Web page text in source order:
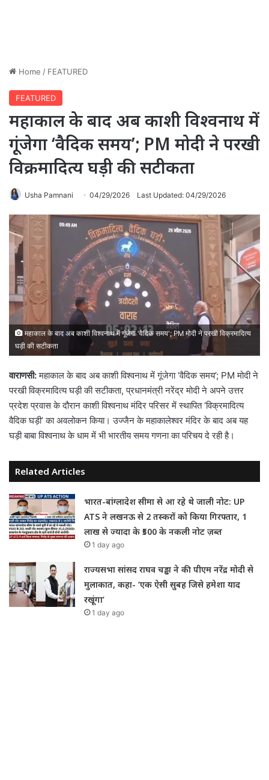
Home / FEATURED
FEATURED
महाकाल के बाद अब काशी विश्वनाथ में
गूंजेगा ‘वैदिक समय’; PM मोदी ने परखी
विक्रमादित्य घड़ी की सटीकता
Usha Pamnani 04/29/2026 Last Updated: 04/29/2026
महाकाल के बाद अब काशी विश्वनाथ में गूंजेगा 'वैदिक समय'; PM मोदी ने परखी विक्रमादित्य
घड़ी की सटीकता
वाराणसी:महाकाल के बाद अब काशी विश्वनाथ में गूंजेगा ‘वैदिक समय’; PM मोदी ने
परखी विक्रमादित्य घड़ी की सटीकता, प्रधानमंत्री नरेंद्र मोदी ने अपने उत्तर
प्रदेश प्रवास के दौरान काशी विश्वनाथ मंदिर परिसर में स्थापित ‘विक्रमादित्य
वैदिक घड़ी’ का अवलोकन किया। उज्जैन के महाकालेश्वर मंदिर के बाद अब यह
घड़ी बाबा विश्वनाथ के धाम में भी भारतीय समय गणना का परिचय दे रही है।
Related Articles
भारत-बांग्लादेश सीमा से आ रहे थे जाली नोट: UP
ATS ने लखनऊ से 2 तस्करों को किया गिरफ्तार, 1
लाख से ज्यादा के ₹500 के नकली नोट ज़ब्त
1 day ago
राज्यसभा सांसद राघव चड्ढा ने की पीएम नरेंद्र मोदी से
मुलाकात, कहा- ‘एक ऐसी सुबह जिसे हमेशा याद
रखूंगा’
1 day ago